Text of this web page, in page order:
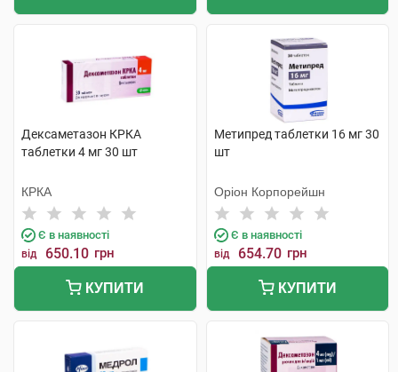
Дексаметазон КРКА
таблетки 4 мг 30 шт
КРКА
Є в наявності
від 650.10 грн
КУПИТИ
Метипред таблетки 16 мг 30
шт
Оріон Корпорейшн
Є в наявності
від 654.70 грн
КУПИТИ